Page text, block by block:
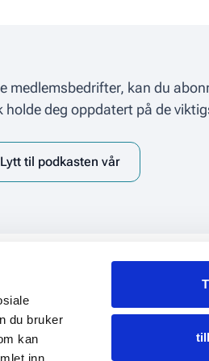
du bruker
kan
medlemsbedrifter, kan du
holde deg oppdatert på de
Lytt til podkasten vår
Endre samtykke